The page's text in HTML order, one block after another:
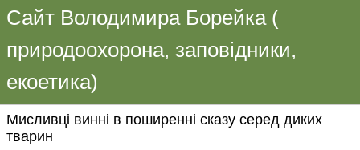
Сайт Володимира Борейка (
природоохорона, заповідники,
екоетика)
Мисливці винні в поширенні сказу серед диких
тварин